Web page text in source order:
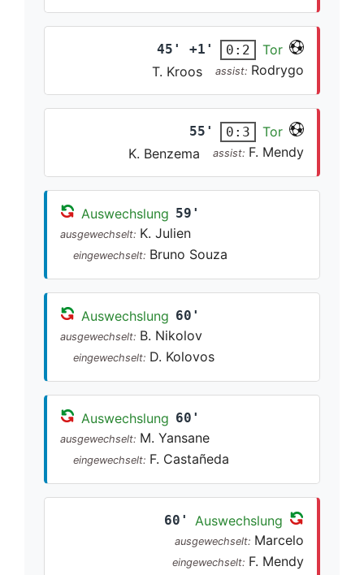
45' +1' 0:2
Tor
T. Kroos
assist: Rodrygo
55' 0:3
Tor
K. Benzema
assist: F. Mendy
Auswechslung 59'
ausgewechselt: K. Julien
eingewechselt: Bruno Souza
Auswechslung 60'
ausgewechselt: B. Nikolov
eingewechselt: D. Kolovos
Auswechslung 60'
ausgewechselt: M. Yansane
eingewechselt: F. Castañeda
60' Auswechslung
ausgewechselt: Marcelo
eingewechselt: F. Mendy